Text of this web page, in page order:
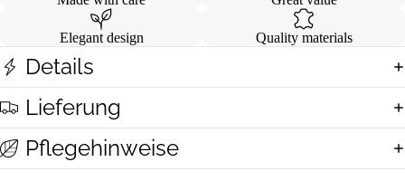
Elegant design Quality materials
Details
Lieferung
Pflegehinweise